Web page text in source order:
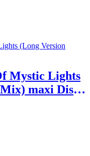
Mystic Lights
Disc